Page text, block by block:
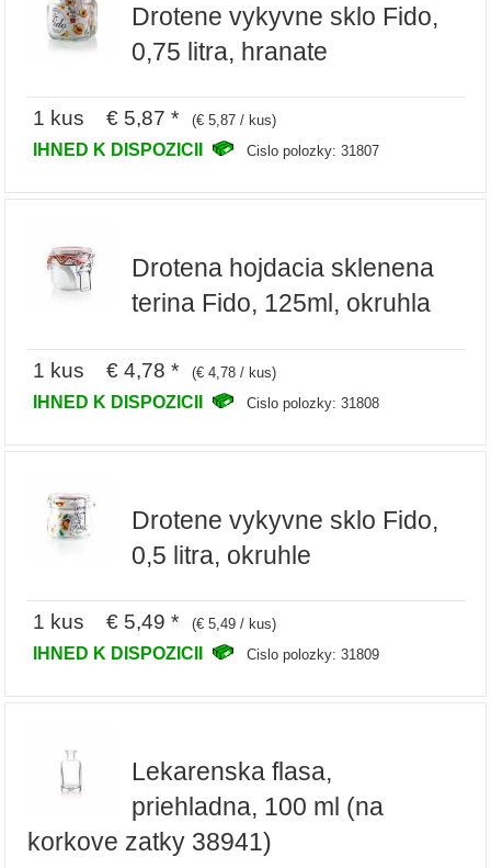
Drotene vykyvne sklo Fido,
0,75 litra, hranate
1 kus € 5,87 * (€ 5,87 / kus)
IHNED K DISPOZICII Cislo polozky: 31807
Drotena hojdacia sklenena
terina Fido, 125ml, okruhla
1 kus € 4,78 * (€ 4,78 / kus)
IHNED K DISPOZICII Cislo polozky: 31808
Drotene vykyvne sklo Fido,
0,5 litra, okruhle
1 kus € 5,49 * (€ 5,49 / kus)
IHNED K DISPOZICII Cislo polozky: 31809
Lekarenska flasa,
priehladna, 100 ml (na
korkove zatky 38941)